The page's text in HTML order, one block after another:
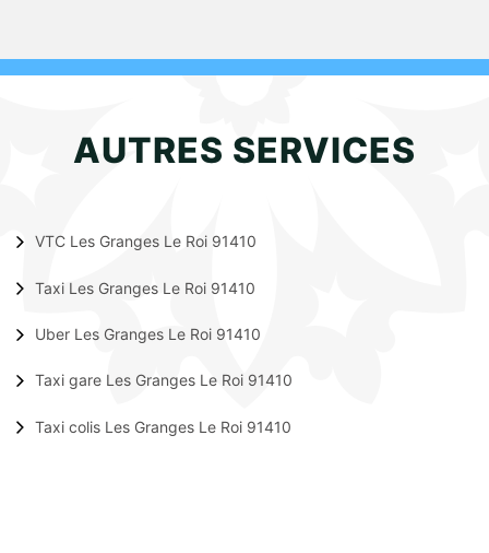
AUTRES SERVICES
VTC Les Granges Le Roi 91410
Taxi Les Granges Le Roi 91410
Uber Les Granges Le Roi 91410
Taxi gare Les Granges Le Roi 91410
Taxi colis Les Granges Le Roi 91410